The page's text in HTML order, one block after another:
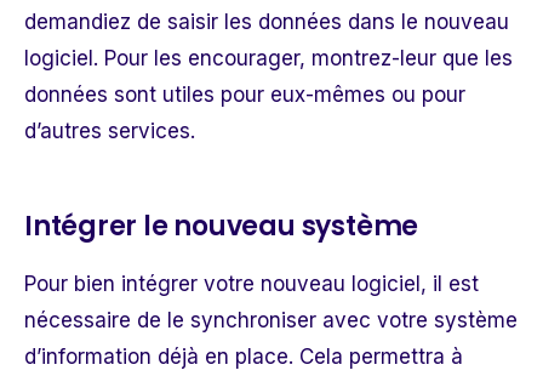
demandiez de saisir les données dans le nouveau
logiciel. Pour les encourager, montrez-leur que les
données sont utiles pour eux-mêmes ou pour
d’autres services.
Intégrer le nouveau système
Pour bien intégrer votre nouveau logiciel, il est
nécessaire de le synchroniser avec votre système
d’information déjà en place. Cela permettra à